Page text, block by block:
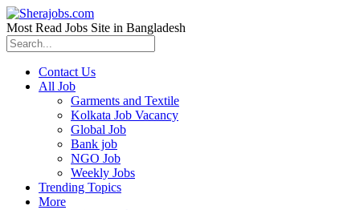
Most Read Jobs Site in Bangladesh
Contact Us
All Job
Garments and Textile
Kolkata Job Vacancy
Global Job
Bank job
NGO Job
Weekly Jobs
Trending Topics
More